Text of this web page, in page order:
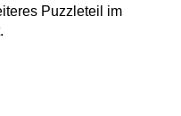
Puzzleteil im